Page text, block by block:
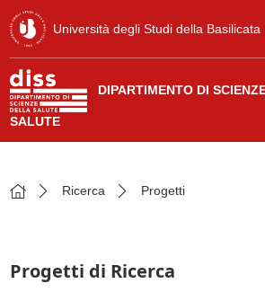
Università degli Studi della Basilicata
DIPARTIMENTO DI
SALUTE
Ricerca Progetti
Progetti di Ricerca